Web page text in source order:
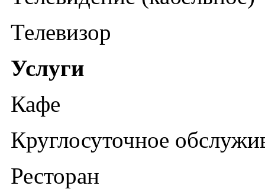
Телевизор
Услуги
Кафе
Круглосуточное
Ресторан